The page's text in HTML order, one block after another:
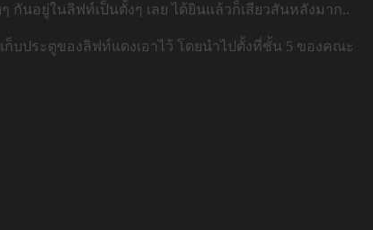
กันอยู่ในลิฟท์เป็นตั้งๆ เลย ได้ยินแล้วก็เสียวสันหลังมาก..
บประตูของลิฟท์แดงเอาไว้ โดยนำไปตั้งที่ชั้น 5 ของคณะ